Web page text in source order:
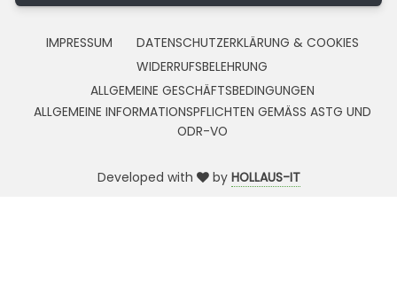
IMPRESSUM
DATENSCHUTZERKLÄRUNG & COOKIES
WIDERRUFSBELEHRUNG
ALLGEMEINE GESCHÄFTSBEDINGUNGEN
ALLGEMEINE INFORMATIONSPFLICHTEN GEMÄSS ASTG UND
ODR-VO
Developed with by HOLLAUS-IT